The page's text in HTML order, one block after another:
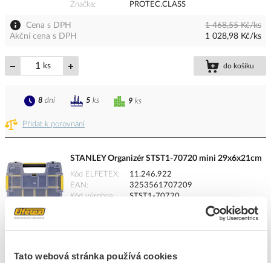
Tato webová stránka používá cookies
Značka
PROTEC.CLASS
Cena s DPH
1 468,55 Kč/ks
Akční cena s DPH
1 028,98 Kč/ks
ks do košíku
Přidat k porovnání
9 ks
8 dní 5 ks
STANLEY Organizér STST1-70720 mini 29x6x21cm
Kód ELFETEX
11.246.922
EAN
3253561707209
Kód výrobce
STST1-70720
ks